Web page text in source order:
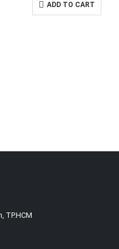
ADD TO CART
TP.HCM